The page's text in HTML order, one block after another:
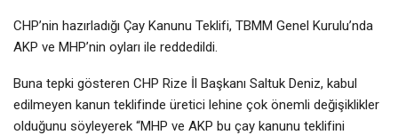
CHP’nin hazırladığı Çay Kanunu Teklifi, TBMM Genel Kurulu’nda
AKP ve MHP’nin oyları ile reddedildi.
Buna tepki gösteren CHP Rize İl Başkanı Saltuk Deniz, kabul
edilmeyen kanun teklifinde üretici lehine çok önemli değişiklikler
olduğunu söyleyerek “MHP ve AKP bu çay kanunu teklifini